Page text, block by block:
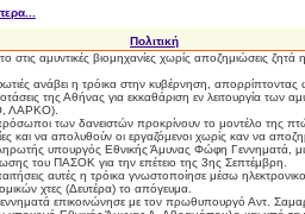
Πολιτική
στις αμυντικές βιομηχανίες χωρίς αποζημιώσεις ζητά
ανάβει η τρόικα στην κυβέρνηση, απορρίπτοντας
της Αθήνας για εκκαθάριση εν λειτουργία των
ΛΑΡΚΟ).
των δανειστών προκρίνουν το μοντέλο της
και να απολυθούν οι εργαζόμενοι χωρίς καν να
υπουργός Εθνικής Άμυνας Φώφη Γεννηματά,
του ΠΑΣΟΚ για την επέτειο της 3ης Σεπτέμβρη.
αυτές η τρόικα γνωστοποίησε μέσω
χτες (Δευτέρα) το απόγευμα.
επικοινώνησε με τον πρωθυπουργό Αντ.